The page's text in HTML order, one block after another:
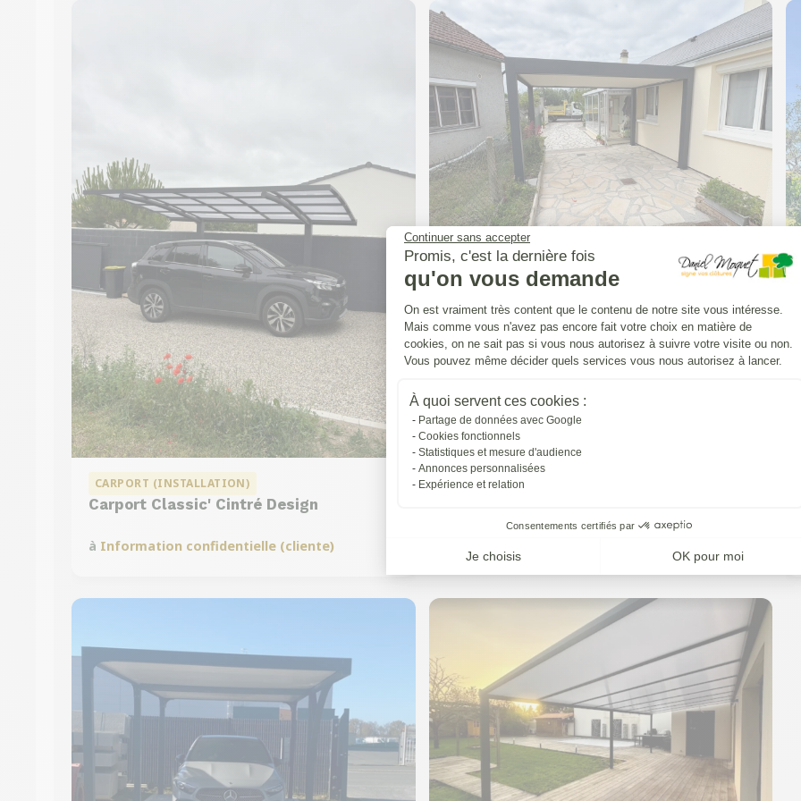
Continuer sans accepter
Promis, c'est la dernière fois
qu'on vous demande
Plateforme de Gestion du
On est vraiment très content que le contenu de notre site vous intéresse.
Mais comme vous n'avez pas encore fait votre choix en matière de
cookies, on ne sait pas si vous nous autorisez à suivre votre visite ou non.
Vous pouvez même décider quels services vous nous autorisez à lancer.
À quoi servent ces cookies :
Partage de données avec Google
Cookies fonctionnels
Statistiques et mesure d'audience
Annonces personnalisées
Expérience et relation
Consentements certifiés par
Je choisis OK pour moi
Axeptio consent
CARPORT (INSTALLATION)
Carport Classic' Cintré Design
à Information confidentielle (cliente)
CARPORT (INSTALLATION)
Carport Classic'
àMorée